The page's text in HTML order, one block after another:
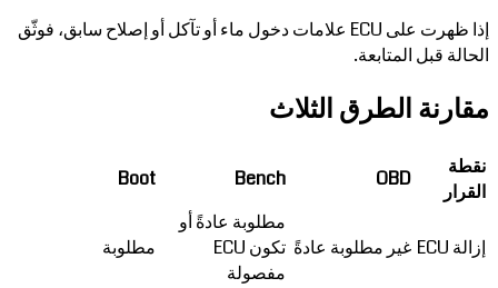
إذا ظهرت على ECU علامات دخول ماء أو تآكل أو إصلاح سابق، فوثّق
الحالة قبل المتابعة.
مقارنة الطرق الثلاث
نقطة
القرار
OBD
Bench
Boot
إزالة ECU غير مطلوبة عادةً
مطلوبة عادةً أو
تكون ECU
مفصولة
مطلوبة